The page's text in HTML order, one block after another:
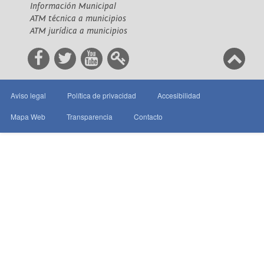
Información Municipal
ATM técnica a municipios
ATM jurídica a municipios
Aviso legal Política de privacidad Accesibilidad
Mapa Web Transparencia Contacto